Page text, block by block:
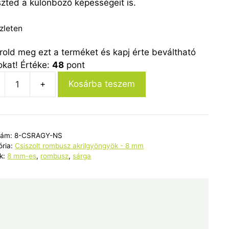
a különböző képességeit is.
meg ezt a terméket és kapj érte beváltható
Értéke:48 pont
Kosárba teszem
8-CSRAGY-NS
Csiszolt rombusz akrilgyöngyök - 8 mm
8 mm-es, rombusz,sárga